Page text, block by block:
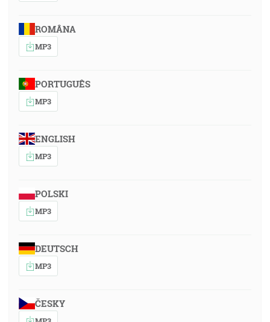
ROMÂNA
MP3
PORTUGUÊS
MP3
ENGLISH
MP3
POLSKI
MP3
DEUTSCH
MP3
ČESKY